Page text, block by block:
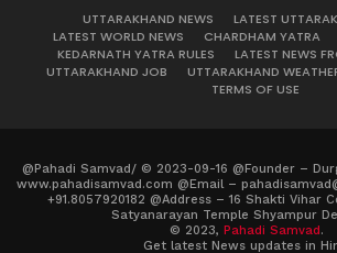
UTTARAKHAND NEWS
LATEST
LATEST WORLD NEWS
CHARDHAM YATRA
KEDARNATH YATRA RULES
LATEST NEWS
UTTARAKHAND JOB
UTTARAKHAND
TERMS OF USE
@Pahadi Samvad/ © 2023-09-16 @Founder –
www.pahadisamvad.com @Email –
+91.8057920182 @Address – 16 Shakti Vihar
Satyanarayan Temple Shyampur
© 2023, Pahadi Samvad.
Get latest News updates in